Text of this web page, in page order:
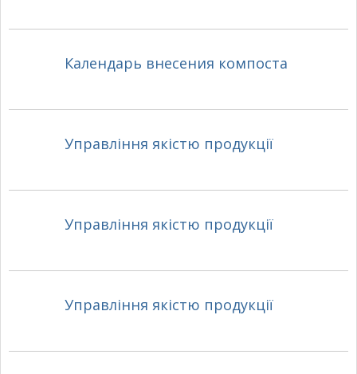
Календарь внесения компоста
Управління якістю продукції
Управління якістю продукції
Управління якістю продукції